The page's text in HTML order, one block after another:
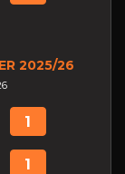
2025/26
1
1